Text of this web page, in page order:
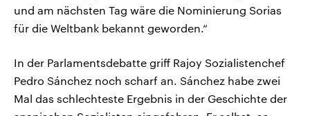
und am nächsten Tag wäre die Nominierung Sorias
für die Weltbank bekannt geworden.“
In der Parlamentsdebatte griff Rajoy Sozialistenchef
Pedro Sánchez noch scharf an. Sánchez habe zwei
Mal das schlechteste Ergebnis in der Geschichte der